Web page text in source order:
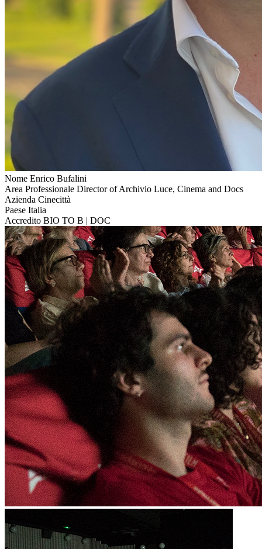
Nome Enrico Bufalini
Area Professionale Director of Archivio Luce, Cinema and Docs
Azienda Cinecittà
Paese Italia
Accredito BIO TO B | DOC